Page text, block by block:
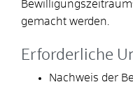
gemacht werden.
Erforderliche
Nachweis der